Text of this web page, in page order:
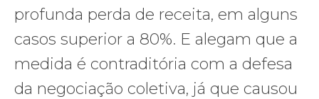
profunda perda de receita, em alguns
casos superior a 80%. E alegam que a
medida é contraditória com a defesa
da negociação coletiva, já que causou